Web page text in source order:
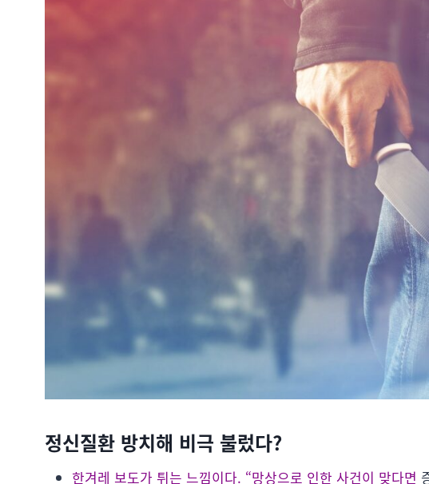
정신질환 방치해 비극 불렀다?
한겨레 보도가 튀는 느낌이다. “망상으로 인한 사건이 맞다면